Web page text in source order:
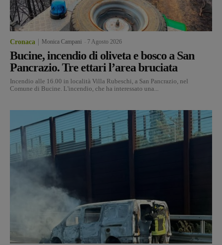
Cronaca Monica Campani 7 Agosto 2026
Bucine, incendio di oliveta e bosco a San
Pancrazio. Tre ettari l’area bruciata
Incendio alle 16.00 in località Villa Rubeschi, a San Pancrazio, nel
Comune di Bucine. L'incendio, che ha interessato una...